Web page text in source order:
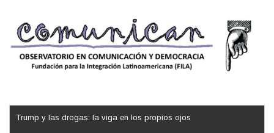
Trump y las drogas: la viga en los propios ojos